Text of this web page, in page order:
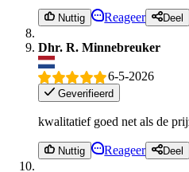
Nuttig Reageer Deel
Dhr. R. Minnebreuker
6-5-2026
Geverifieerd
kwalitatief goed net als de
Nuttig Reageer Deel